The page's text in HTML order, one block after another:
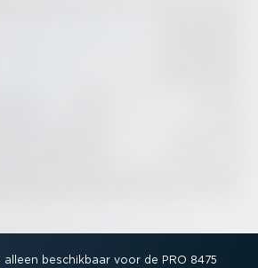
alleen beschikbaar voor de PRO 8475